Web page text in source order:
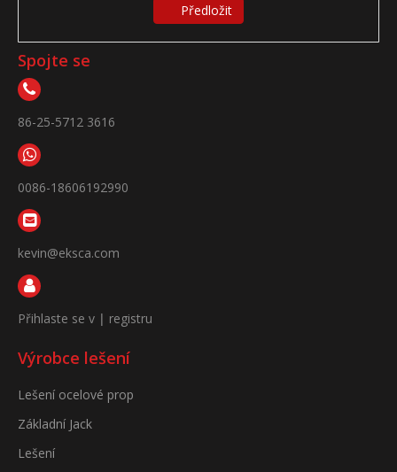
Předložit
Spojte se
86-25-5712 3616
0086-18606192990
kevin@eksca.com
Přihlaste se v | registru
Výrobce lešení
Lešení ocelové prop
Základní Jack
Lešení